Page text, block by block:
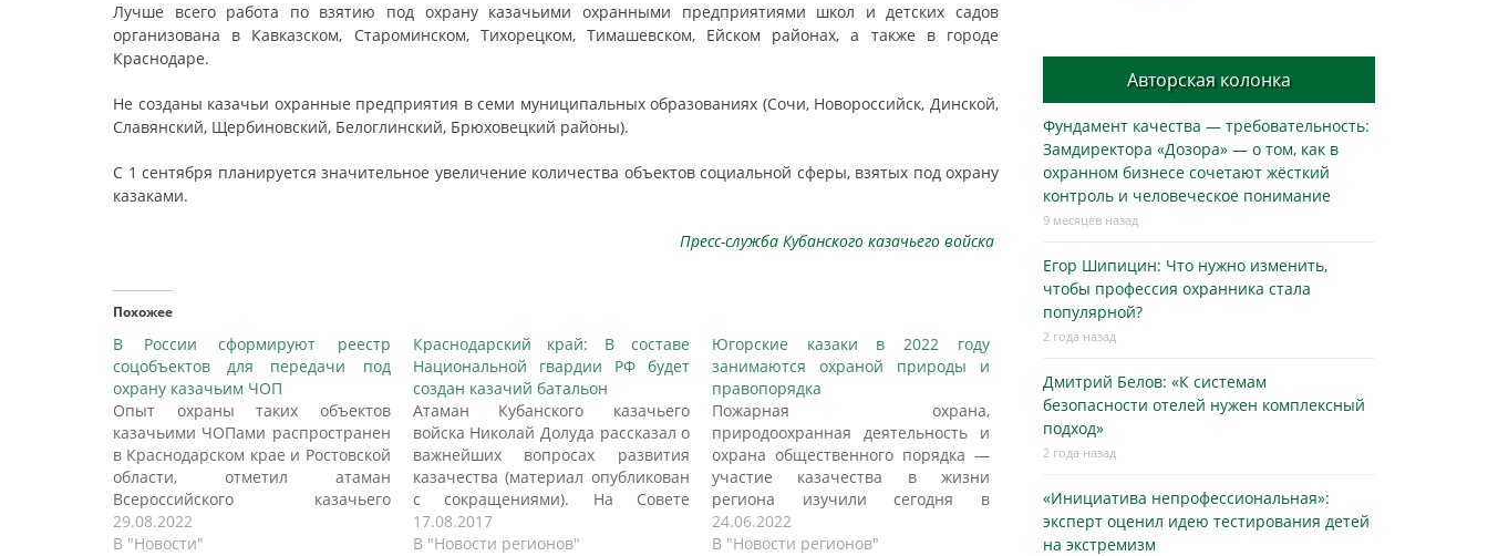
Лучше всего работа по взятию под охрану казачьими охранными предприятиями школ и детских садов
организована в Кавказском, Староминском, Тихорецком, Тимашевском, Ейском районах, а также в городе
Краснодаре.
Не созданы казачьи охранные предприятия в семи муниципальных образованиях (Сочи, Новороссийск, Динской,
Славянский, Щербиновский, Белоглинский, Брюховецкий районы).
С 1 сентября планируется значительное увеличение количества объектов социальной сферы, взятых под охрану
казаками.
Пресс-служба Кубанского казачьего войска
Похожее
В России сформируют реестр
соцобъектов для передачи под
охрану казачьим ЧОП
Опыт охраны таких объектов
казачьими ЧОПами распространен
в Краснодарском крае и Ростовской
области, отметил атаман
Всероссийского казачьего
общества Николай Долуда, пишет
ТАСС. Реестр социальных объектов,
29.08.2022
В "Новости"
Краснодарский край: В составе
Национальной гвардии РФ будет
создан казачий батальон
Атаман Кубанского казачьего
войска Николай Долуда рассказал о
важнейших вопросах развития
казачества (материал опубликован
с сокращениями). На Совете
атаманов вы говорили о первом
батальоне Национальной гвардии,
17.08.2017
В "Новости регионов"
Югорские казаки в 2022 году
занимаются охраной природы и
правопорядка
Пожарная охрана,
природоохранная деятельность и
охрана общественного порядка —
участие казачества в жизни
региона изучили сегодня в
правительстве Югры. Реализацию
Стратегии государственной
24.06.2022
В "Новости регионов"
Авторская колонка
Фундамент качества — требовательность:
Замдиректора «Дозора» — о том, как в
охранном бизнесe сочетают жёсткий
контроль и человеческое понимание
9 месяцев назад
Егор Шипицин: Что нужно изменить,
чтобы профессия охранника стала
популярной?
2 года назад
Дмитрий Белов: «К системам
безопасности отелей нужен комплексный
подход»
2 года назад
«Инициатива непрофессиональная»:
эксперт оценил идею тестирования детей
на экстремизм